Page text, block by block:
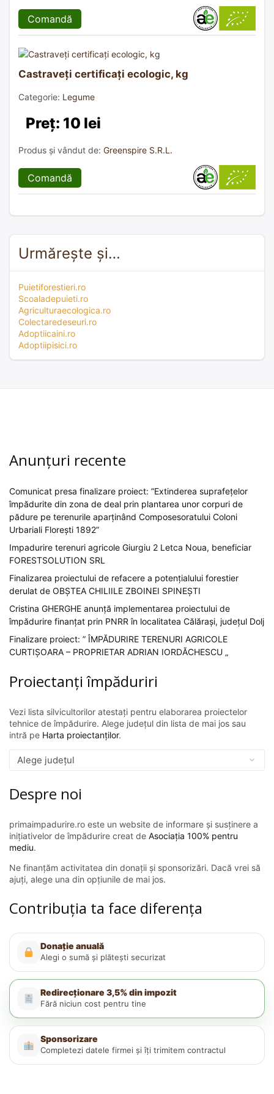
Comandă
Castraveți certificați ecologic, kg
Categorie: Legume
Preț: 10 lei
Produs și vândut de: Greenspire S.R.L.
Comandă
Urmărește și…
Puietiforestieri.ro
Scoaladepuieti.ro
Agriculturaecologica.ro
Colectaredeseuri.ro
Adoptiicaini.ro
Adoptiipisici.ro
Anunțuri recente
Comunicat presa finalizare proiect: ”Extinderea suprafețelor
împădurite din zona de deal prin plantarea unor corpuri de
pădure pe terenurile aparținând Composesoratului Coloni
Urbariali Florești 1892”
Impadurire terenuri agricole Giurgiu 2 Letca Noua, beneficiar
FORESTSOLUTION SRL
Finalizarea proiectului de refacere a potențialului forestier
derulat de OBȘTEA CHILIILE ZBOINEI SPINEȘTI
Cristina GHERGHE anunță implementarea proiectului de
împădurire finanțat prin PNRR în localitatea Călărași, județul Dolj
Finalizare proiect: ” ÎMPĂDURIRE TERENURI AGRICOLE
CURTIȘOARA – PROPRIETAR ADRIAN IORDĂCHESCU „
Proiectanți împăduriri
Vezi lista silvicultorilor atestați pentru elaborarea proiectelor
tehnice de împădurire. Alege județul din lista de mai jos sau
intră pe Harta proiectanților.
Despre noi
primaimpadurire.ro este un website de informare și susținere a
inițiativelor de împădurire creat de Asociația 100% pentru
mediu.
Ne finanțăm activitatea din donații și sponsorizări. Dacă vrei să
ajuți, alege una din opțiunile de mai jos.
Contribuția ta face diferența
Donație anuală
Alegi o sumă și plătești securizat
Redirecționare 3,5% din impozit
Fără niciun cost pentru tine
Sponsorizare
Completezi datele firmei și îți trimitem contractul